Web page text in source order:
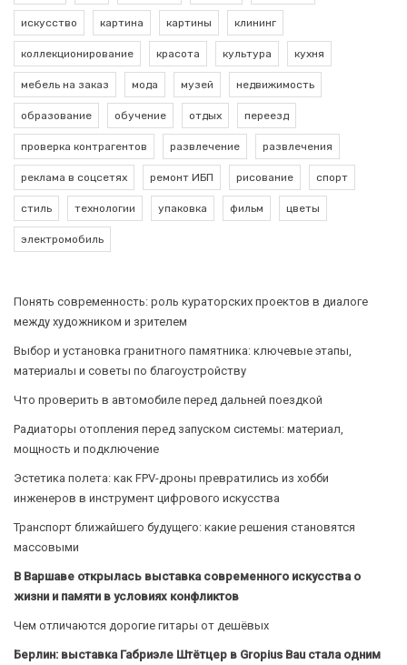
искусство картина картины клининг
коллекционирование красота культура кухня
мебель на заказ мода музей недвижимость
образование обучение отдых переезд
проверка контрагентов развлечение развлечения
реклама в соцсетях ремонт ИБП рисование спорт
стиль технологии упаковка фильм цветы
электромобиль
Понять современность: роль кураторских проектов в диалоге
между художником и зрителем
Выбор и установка гранитного памятника: ключевые этапы,
материалы и советы по благоустройству
Что проверить в автомобиле перед дальней поездкой
Радиаторы отопления перед запуском системы: материал,
мощность и подключение
Эстетика полета: как FPV-дроны превратились из хобби
инженеров в инструмент цифрового искусства
Транспорт ближайшего будущего: какие решения становятся
массовыми
В Варшаве открылась выставка современного искусства о
жизни и памяти в условиях конфликтов
Чем отличаются дорогие гитары от дешёвых
Берлин: выставка Габриэле Штётцер в Gropius Bau стала одним